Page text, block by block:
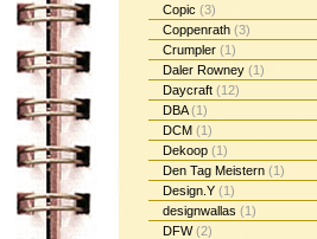
Copic (3)
Coppenrath (3)
Crumpler (1)
Daler Rowney (1)
Daycraft (12)
DBA(1)
DCM (1)
Dekoop (1)
Den Tag Meistern (1)
Design.Y (1)
designwallas (1)
DFW(2)